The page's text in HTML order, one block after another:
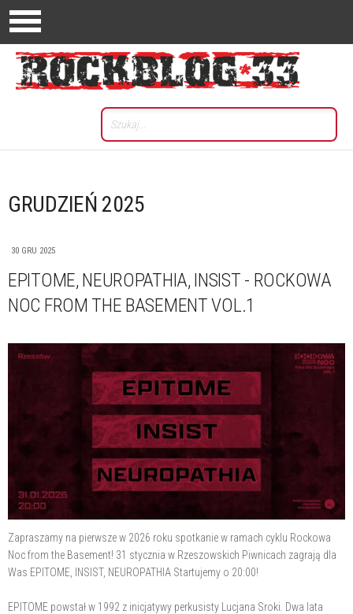
GRUDZIEŃ 2025
30 GRU 2025
EPITOME, NEUROPATHIA, INSIST - ROCKOWA
NOC FROM THE BASEMENT VOL.1
Zapraszamy na pierwsze w 2026 roku spotkanie w ramach cyklu Rockowa
Noc from the Basement! 31 stycznia w Rzeszowskich Piwnicach zagrają dla
Was EPITOME, INSIST, NEUROPATHIA Startujemy o 20:00!
EPITOME powstał w 1992 z inicjatywy perkusisty Lucjana Sroki. Dwa lata